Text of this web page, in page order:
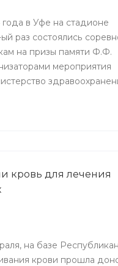
года в Уфе на стадионе
раз состоялись
на призы памяти Ф.Ф.
мероприятия
и
кровь для лечения
на базе
крови прошла